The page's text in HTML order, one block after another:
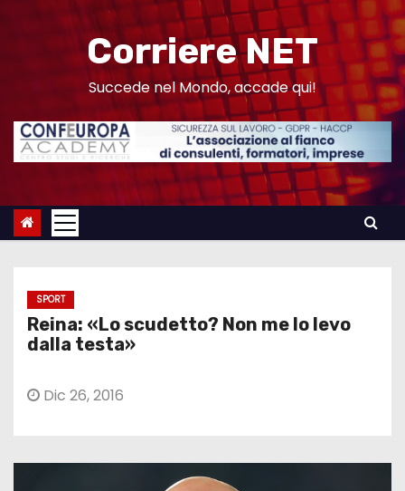
n
Corriere NET
Succede nel Mondo, accade qui!
SPORT
Reina: «Lo scudetto? Non me lo levo
dalla testa»
Dic 26, 2016